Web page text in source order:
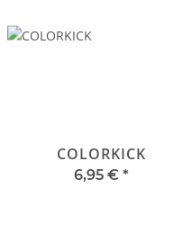
COLORKICK
6,95 € *